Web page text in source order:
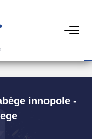
innopole -